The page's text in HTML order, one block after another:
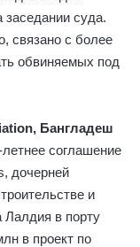
суда.
связано с более
обвиняемых под
Бангладеш
соглашение
дочерней
и
Лалдия в порту
в проект по